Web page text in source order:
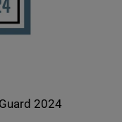
2024